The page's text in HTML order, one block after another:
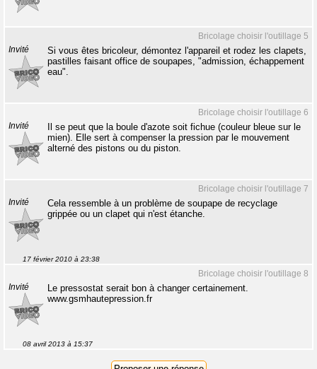
Bricolage choisir l'outillage 5
Invité
Si vous êtes bricoleur, démontez l'appareil et rodez les clapets,
pastilles faisant office de soupapes, "admission, échappement
eau".
Bricolage choisir l'outillage 6
Invité
Il se peut que la boule d'azote soit fichue (couleur bleue sur le
mien). Elle sert à compenser la pression par le mouvement
alterné des pistons ou du piston.
Bricolage choisir l'outillage 7
Invité
Cela ressemble à un problème de soupape de recyclage
grippée ou un clapet qui n'est étanche.
17 février 2010 à 23:38
Bricolage choisir l'outillage 8
Invité
Le pressostat serait bon à changer certainement.
www.gsmhautepression.fr
08 avril 2013 à 15:37